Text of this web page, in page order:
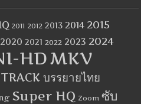
2011 2012 2013 2014 2015
2020 2021 2022 2023 2024
HDMKV
บรรยายไทย
Super HQ Zoom ซับ